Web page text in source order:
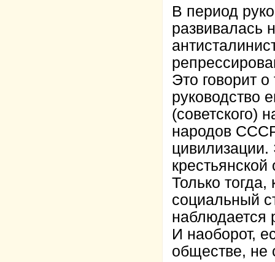
В период
развивалась
Это говорит
руководство
(советского)
народов
цивилизации.
Только
социальный
наблюдается
И наоборот,
обществе, не